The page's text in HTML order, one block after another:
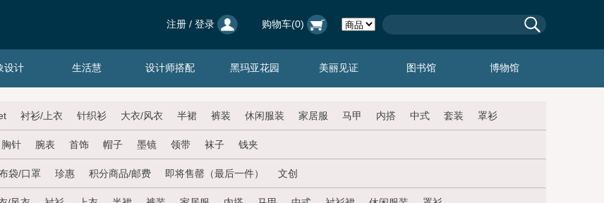
注册 / 登录 购物车(0)
设计 生活慧 设计师搭配 黑玛亚花园 美丽见证 图书馆 博物馆
衬衫/上衣 针织衫 大衣/风衣 半裙 裤装 休闲服装 家居服 马甲 内搭 中式 套装 罩衫
胸针 腕表 首饰 帽子 墨镜 领带 袜子 钱夹
袋/口罩 珍惠 积分商品/邮费 即将售罄（最后一件） 文创